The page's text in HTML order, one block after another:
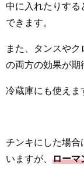
中に入れたりする
できます。
また、タンスや
の両方の効果が期
冷蔵庫にも使えま
チンキにした場合
いますが、 ローマ